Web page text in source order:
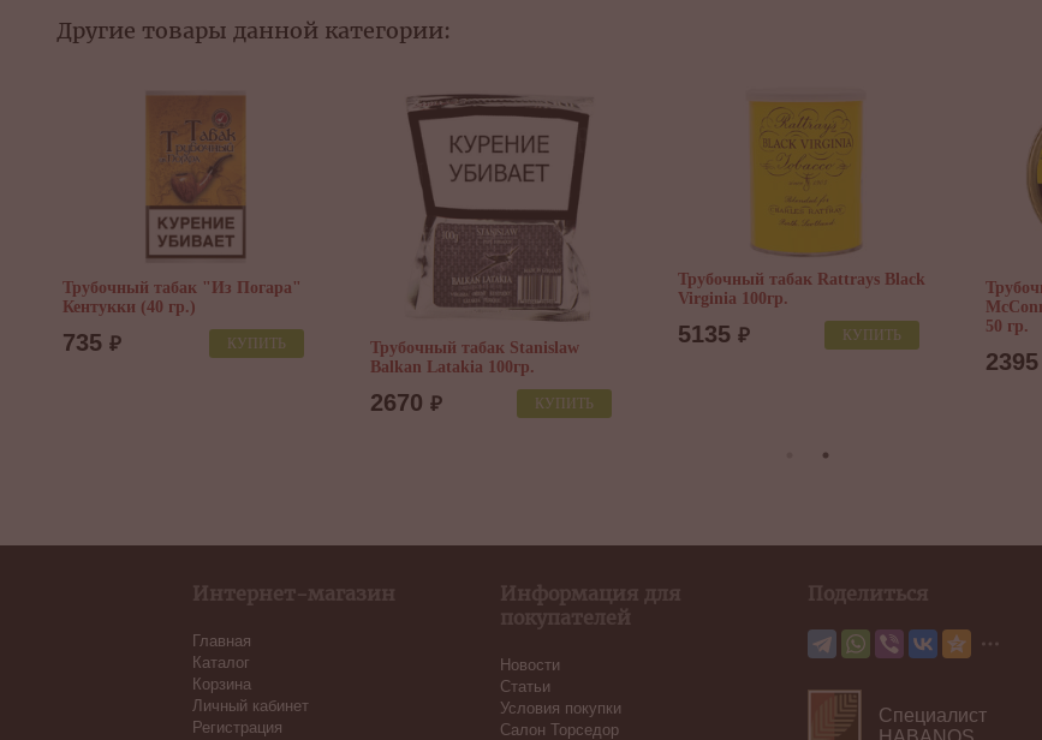
Другие товары данной категории:
Трубочный табак "Из Погара"
Кентукки (40 гр.)
735 ₽ КУПИТЬ
Трубочный табак Stanislaw
Balkan Latakia 100гр.
2670 ₽ КУПИТЬ
Трубочный табак Rattrays Black
Virginia 100гр.
5135 ₽ КУПИТЬ
50 гр.
2395
Интернет-магазин
Главная
Каталог
Корзина
Личный кабинет
Регистрация
Информация для
покупателей
Новости
Статьи
Условия покупки
Салон Торседор
Поделиться
Специалист